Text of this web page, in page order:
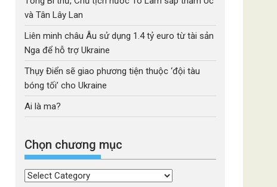
và Tân Lây Lan
Liên minh châu Âu sử dụng 1.4 tỷ euro từ tài sản
Nga để hỗ trợ Ukraine
Thụy Điển sẽ giao phương tiện thuộc ‘đội tàu
bóng tối’ cho Ukraine
Ai là ma?
Chọn chương mục
Chọn